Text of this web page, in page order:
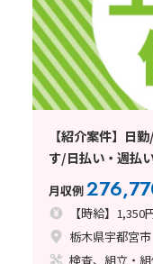
【紹介案件】日
す/日払い・週払
月収例
【時給】1,350
栃木県宇都宮市
検査、組立・